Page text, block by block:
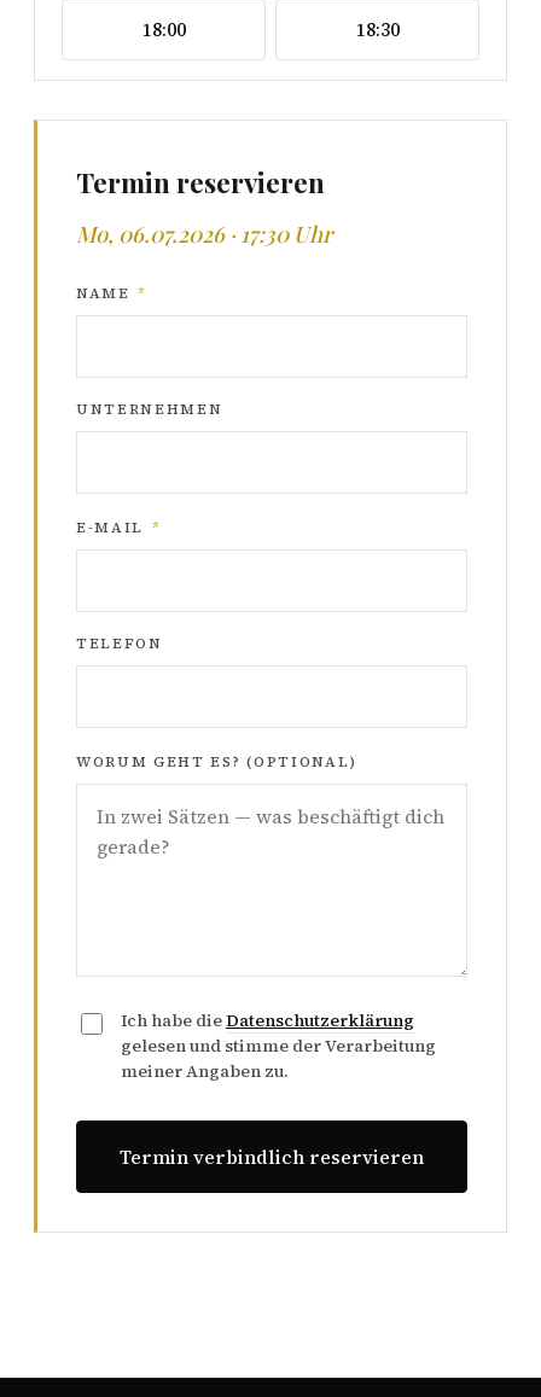
18:00 18:30
Termin reservieren
Mo, 06.07.2026 · 17:30 Uhr
NAME *
UNTERNEHMEN
E-MAIL *
TELEFON
WORUM GEHT ES? (OPTIONAL)
Ich habe dieDatenschutzerklärung
gelesen und stimme der Verarbeitung
meiner Angaben zu.
Termin verbindlich reservieren